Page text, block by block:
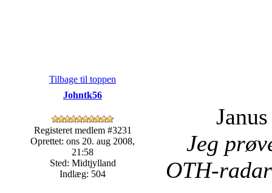
Tilbage til toppen
Johntk56
Registeret medlem #3231
Oprettet: ons 20. aug 2008,
21:58
Sted: Midtjylland
Indlæg: 504
Jeg
OTH-